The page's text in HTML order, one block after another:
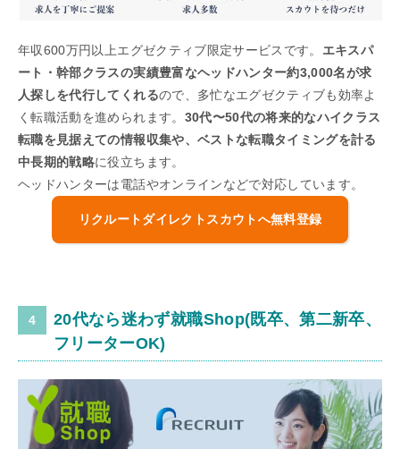
年収600万円以上エグゼクティブ限定サービスです。 エキスパ
ート・幹部クラスの実績豊富なヘッドハンター約3,000名が求
人探しを代行してくれるので、多忙なエグゼクティブも効率よ
く転職活動を進められます。 30代〜50代の将来的なハイクラス
転職を見据えての情報収集や、ベストな転職タイミングを計る
中長期的戦略に役立ちます。
ヘッドハンターは電話やオンラインなどで対応しています。
リクルートダイレクトスカウトへ無料登録
20代なら迷わず就職Shop(既卒、第二新卒、
フリーターOK)